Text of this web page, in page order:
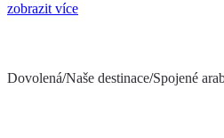
zobrazit více
Dovolená/Naše destinace/Spojené